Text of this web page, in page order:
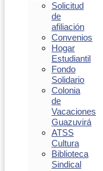
Solicitud
de
afiliación
Convenios
Hogar
Estudiantil
Fondo
Solidario
Colonia
de
Vacaciones
Guazuvirá
ATSS
Cultura
Biblioteca
Sindical